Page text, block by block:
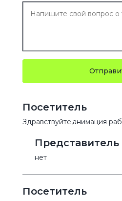
Посетитель
Здравствуйте,анимация
Представитель
нет
Посетитель